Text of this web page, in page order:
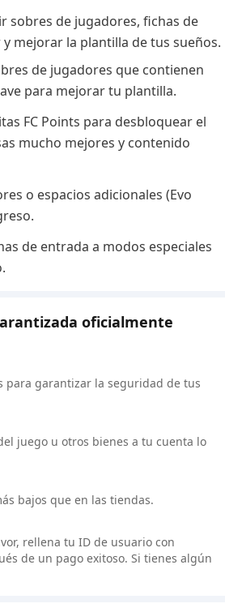
sobres de jugadores, fichas de
mejorar la plantilla de tus sueños.
de jugadores que contienen
para mejorar tu plantilla.
FC Points para desbloquear el
mucho mejores y contenido
o espacios adicionales (Evo
de entrada a modos especiales
oficialmente
para garantizar la seguridad de tus
juego u otros bienes a tu cuenta lo
bajos que en las tiendas.
rellena tu ID de usuario con
de un pago exitoso. Si tienes algún